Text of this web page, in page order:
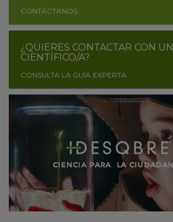
CONTÁCTANOS
¿QUIERES CONTACTAR CON UN
CIENTÍFICO/A?
CONSULTA LA GUÍA EXPERTA